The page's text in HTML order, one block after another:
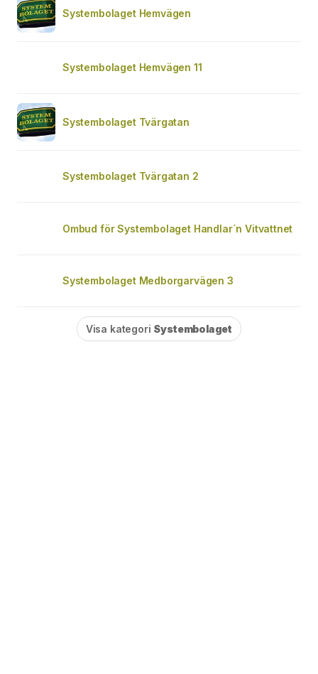
Systembolaget Hemvägen
Systembolaget Hemvägen 11
Systembolaget Tvärgatan
Systembolaget Tvärgatan 2
Ombud för Systembolaget Handlar´n Vitvattnet
Systembolaget Medborgarvägen 3
Visa kategori Systembolaget